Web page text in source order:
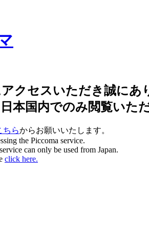
クセスいただき誠にあ
本国内でのみ閲覧いた
ちらからお願いいたします。
the Piccoma service.
can only be used from Japan.
click here.